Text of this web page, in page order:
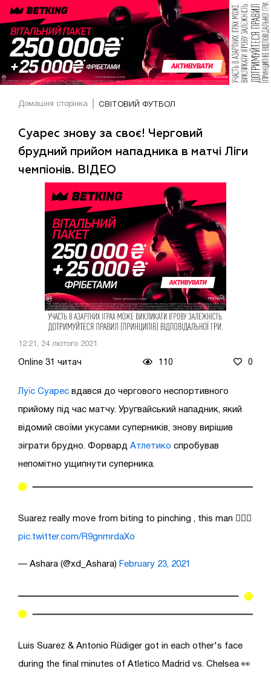
Домашня сторінка СВІТОВИЙ ФУТБОЛ
Суарес знову за своє! Черговий
брудний прийом нападника в матчі Ліги
чемпіонів. ВІДЕО
12:21, 24 лютого 2021
Online 31 читач 110 0
Луїс Суарес вдався до чергового неспортивного
прийому під час матчу. Уругвайський нападник, який
відомий своїми укусами суперників, знову вирішив
зіграти брудно. Форвард Атлетико спробував
непомітно ущипнути суперника.
Suarez really move from biting to pinching , this man 🤦🏾‍♀️
pic.twitter.com/R9gnmrdaXo
— Ashara (@xd_Ashara) February 23, 2021
Luis Suarez & Antonio Rüdiger got in each other's face
during the final minutes of Atletico Madrid vs. Chelsea 👀